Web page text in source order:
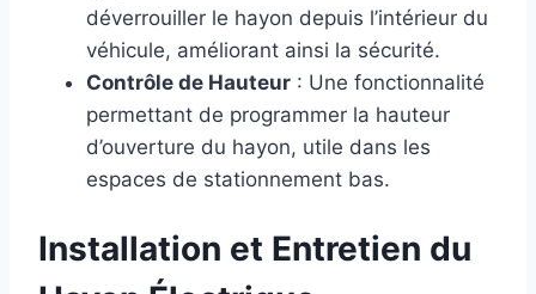
déverrouiller le hayon depuis l’intérieur du
véhicule, améliorant ainsi la sécurité.
Contrôle de Hauteur : Une fonctionnalité
permettant de programmer la hauteur
d’ouverture du hayon, utile dans les
espaces de stationnement bas.
Installation et Entretien du